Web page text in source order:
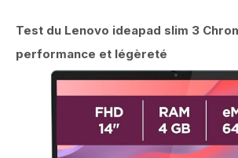
Test du Lenovo ideapad slim 3
performance et légèreté